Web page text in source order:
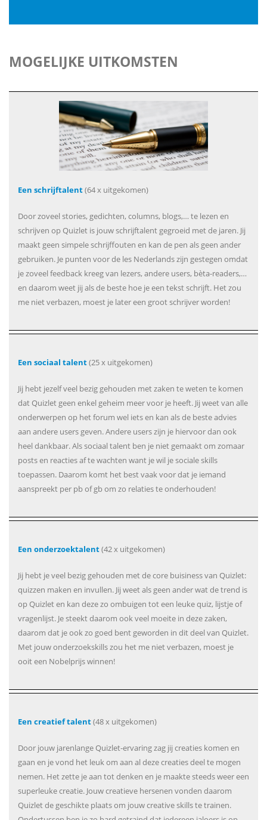
MOGELIJKE UITKOMSTEN
Een schrijftalent(64 x uitgekomen)
Door zoveel stories, gedichten, columns, blogs,… te lezen en
schrijven op Quizlet is jouw schrijftalent gegroeid met de jaren. Jij
maakt geen simpele schrijffouten en kan de pen als geen ander
gebruiken. Je punten voor de les Nederlands zijn gestegen omdat
je zoveel feedback kreeg van lezers, andere users, bèta-readers,…
en daarom weet jij als de beste hoe je een tekst schrijft. Het zou
me niet verbazen, moest je later een groot schrijver worden!
Een sociaal talent(25 x uitgekomen)
Jij hebt jezelf veel bezig gehouden met zaken te weten te komen
dat Quizlet geen enkel geheim meer voor je heeft. Jij weet van alle
onderwerpen op het forum wel iets en kan als de beste advies
aan andere users geven. Andere users zijn je hiervoor dan ook
heel dankbaar. Als sociaal talent ben je niet gemaakt om zomaar
posts en reacties af te wachten want je wil je sociale skills
toepassen. Daarom komt het best vaak voor dat je iemand
aanspreekt per pb of gb om zo relaties te onderhouden!
Een onderzoektalent(42 x uitgekomen)
Jij hebt je veel bezig gehouden met de core buisiness van Quizlet:
quizzen maken en invullen. Jij weet als geen ander wat de trend is
op Quizlet en kan deze zo ombuigen tot een leuke quiz, lijstje of
vragenlijst. Je steekt daarom ook veel moeite in deze zaken,
daarom dat je ook zo goed bent geworden in dit deel van Quizlet.
Met jouw onderzoekskills zou het me niet verbazen, moest je
ooit een Nobelprijs winnen!
Een creatief talent(48 x uitgekomen)
Door jouw jarenlange Quizlet-ervaring zag jij creaties komen en
gaan en je vond het leuk om aan al deze creaties deel te mogen
nemen. Het zette je aan tot denken en je maakte steeds weer een
superleuke creatie. Jouw creatieve hersenen vonden daarom
Quizlet de geschikte plaats om jouw creative skills te trainen.